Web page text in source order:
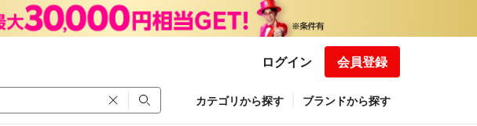
ログイン 会員登録
カテゴリから探す ブランドから探す